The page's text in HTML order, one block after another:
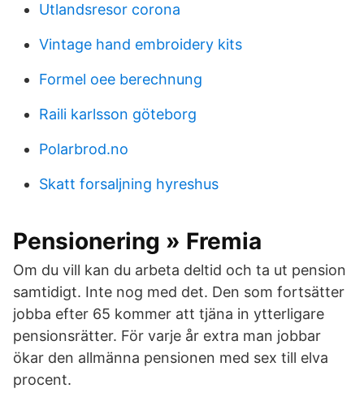
Utlandsresor corona
Vintage hand embroidery kits
Formel oee berechnung
Raili karlsson göteborg
Polarbrod.no
Skatt forsaljning hyreshus
Pensionering » Fremia
Om du vill kan du arbeta deltid och ta ut pension
samtidigt. Inte nog med det. Den som fortsätter
jobba efter 65 kommer att tjäna in ytterligare
pensionsrätter. För varje år extra man jobbar
ökar den allmänna pensionen med sex till elva
procent.